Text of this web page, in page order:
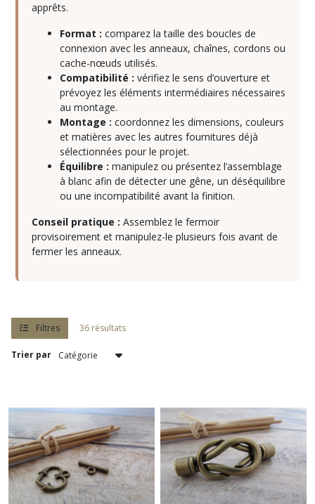
apprêts.
Format : comparez la taille des boucles de
connexion avec les anneaux, chaînes, cordons ou
cache-nœuds utilisés.
Compatibilité : vérifiez le sens d’ouverture et
prévoyez les éléments intermédiaires nécessaires
au montage.
Montage : coordonnez les dimensions, couleurs
et matières avec les autres fournitures déjà
sélectionnées pour le projet.
Équilibre : manipulez ou présentez l’assemblage
à blanc afin de détecter une gêne, un déséquilibre
ou une incompatibilité avant la finition.
Conseil pratique : Assemblez le fermoir
provisoirement et manipulez-le plusieurs fois avant de
fermer les anneaux.
Filtres 36 résultats
Trier par
Bracelets
Bracelets
Breloques
Broches
Cabochons
pierre
de
gemmes
(32)
embouts
(15)
Cache-
noeuds